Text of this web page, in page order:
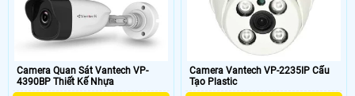
Camera Quan Sát Vantech VP-
4390BP Thiết Kế Nhựa
Camera Vantech VP-2235IP Cấu
Tạo Plastic